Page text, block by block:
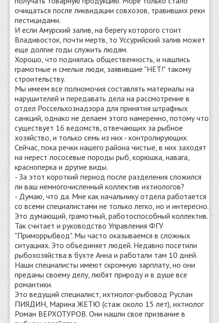
очищаться после ликвидации совхозов, травивших реки
пестицидами.
И если Амурский залив, на берегу которого стоит
Владивосток, почти мертв, то Уссурийский залив может
еще долгие годы служить людям.
Хорошо, что поднялась общественность, и нашлись
грамотные и смелые люди, заявившие "НЕТ!" такому
строительству.
Мы имеем все полномочия составлять материалы на
нарушителей и передавать дела на рассмотрение в
отдел Россельхознадзора для принятия штрафных
санкций, однако не делаем этого намеренно, потому что
существует 16 ведомств, отвечающих за рыбное
хозяйство, и только семь из них - контролирующих.
Сейчас, пока речки нашего района чистые, в них заходят
на нерест лососевые породы рыб, корюшка, навага,
красноперка и другие виды.
- За этот короткий период после разделения сложился
ли ваш немногочисленный коллектив ихтиологов?
- Думаю, что да. Мне как начальнику отдела работается
со всеми специалистами не только легко, но и интересно.
Это думающий, грамотный, работоспособный коллектив.
Так считает и руководство Управления ФГУ
"Приморрыбвод". Мы часто оказываемся в сложных
ситуациях. Это объединяет людей. Недавно посетили
рыбохозяйства в бухте Анна и работали там 10 дней.
Наши специалисты имеют скромную зарплату, но они
преданы своему делу, любят природу и в душе все
романтики.
Это ведущий специалист, ихтиолог-рыбовод Руслан
ПИЯДИН, Марина ЖЕТЮ (стаж около 15 лет), ихтиолог
Роман ВЕРХОТУРОВ. Они нашли свое призвание в